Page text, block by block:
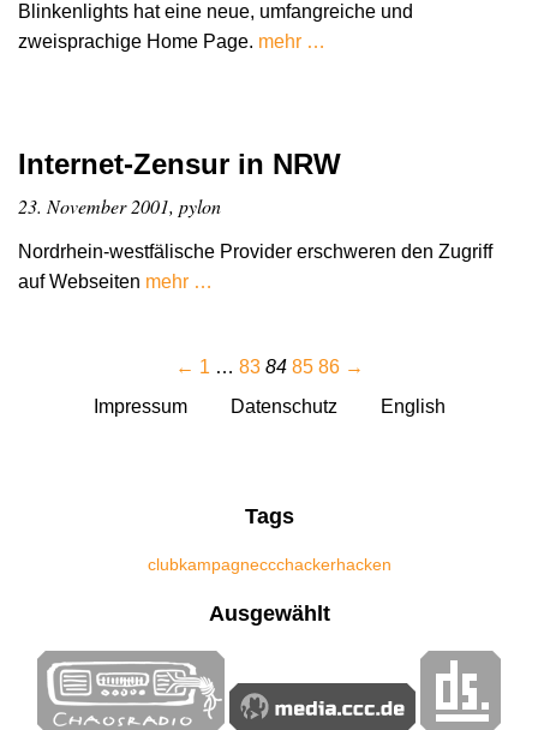
Blinkenlights hat eine neue, umfangreiche und
zweisprachige Home Page. mehr …
Internet-Zensur in NRW
23. November 2001, pylon
Nordrhein-westfälische Provider erschweren den Zugriff
auf Webseiten mehr …
← 1 … 83 84 85 86 →
Impressum
Datenschutz English
Tags
clubkampagneccchackerhacken
Ausgewählt